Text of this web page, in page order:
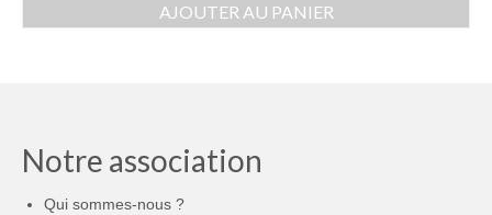
AJOUTER AU PANIER
Notre association
Qui sommes-nous ?